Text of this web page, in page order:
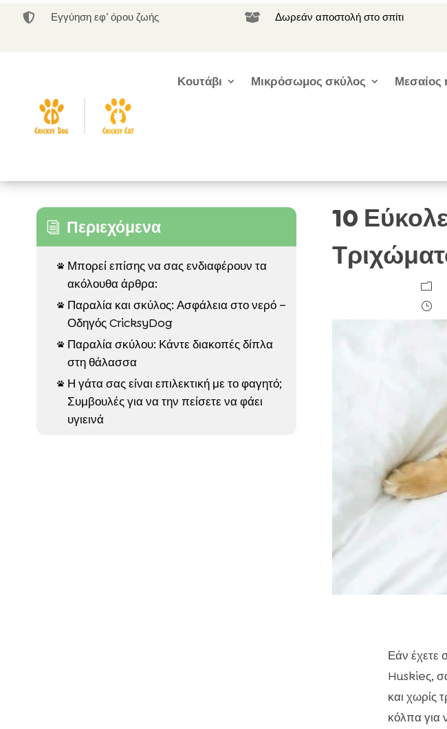
 Εγγύηση εφ’ όρου ζωής  Δωρεάν αποστολή στο σπίτι
Κουτάβι Μικρόσωμος σκύλος Μεσαίος
i Περιεχόμενα

Μπορεί επίσης να σας ενδιαφέρουν τα
ακόλουθα άρθρα:

Παραλία και σκύλος: Ασφάλεια στο νερό –
Οδηγός CricksyDog

Παραλία σκύλου: Κάντε διακοπές δίπλα
στη θάλασσα

Η γάτα σας είναι επιλεκτική με το φαγητό;
Συμβουλές για να την πείσετε να φάει
υγιεινά
10
m
}
Εάν έχετε
Huskieς,
και χωρίς
κόλπα για